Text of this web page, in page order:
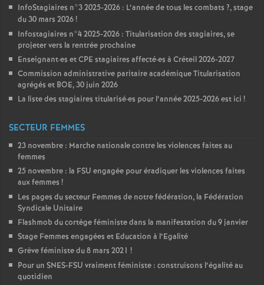
InfoStagiaires n°3 2025-2026 : L’année de tous les combats ?, stage
du 30 mars 2026!
Infostagiaires n°4 2025-2026 : Titularisation des stagiaires, se
projeter vers la rentrée prochaine
Enseignant·es etCPE stagiaires affecté·es à Créteil 2026-2027
Commission administrative paritaire académique Titularisation
agrégés et BOE, 30 juin 2026
La liste des stagiaires titularisé·es pour l’année 2025-2026 est ici !
SECTEUR FEMMES
23 novembre : Marche nationale contre les violences faites au
femmes
25 novembre : la FSU engagée pour éradiquer les violences faites
aux femmes !
Les pages du secteur Femmes de notre fédération, la Fédération
Syndicale Unitaire
Flashmob du cortège féministe dans la manifestation du 9 janvier
Stage Femmes engagées et Education à l’Egalité
Grève féministe du 8 mars 2021 !
Pour un SNES-FSU vraiment féministe : construisons l’égalité au
quotidien